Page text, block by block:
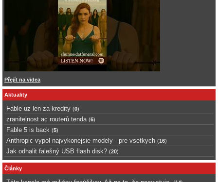
Přejít na videa
Aktuality
Fable uz len za kredity (0)
zranitelnost ac routerů tenda (6)
Fable 5 is back (5)
Anthropic vypol najvykonejsie modely - pre vsetkych (16)
Jak odhalit falešný USB flash disk? (20)
Články